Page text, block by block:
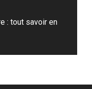
: tout savoir en